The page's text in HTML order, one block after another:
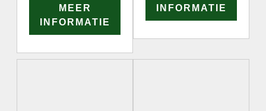
MEER
INFORMATIE
INFORMATIE